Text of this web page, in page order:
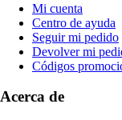
Mi cuenta
Centro de ayuda
Seguir mi pedido
Devolver mi
Códigos
Acerca de